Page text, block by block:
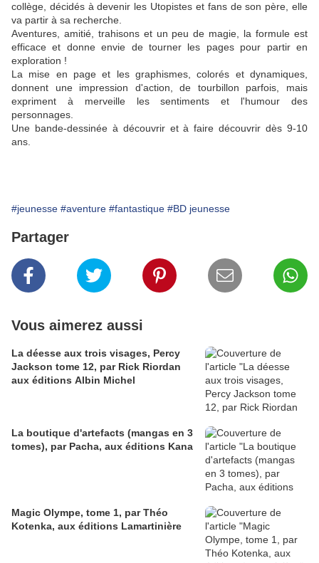
collège, décidés à devenir les Utopistes et fans de son père, elle
va partir à sa recherche.
Aventures, amitié, trahisons et un peu de magie, la formule est
efficace et donne envie de tourner les pages pour partir en
exploration !
La mise en page et les graphismes, colorés et dynamiques,
donnent une impression d'action, de tourbillon parfois, mais
expriment à merveille les sentiments et l'humour des
personnages.
Une bande-dessinée à découvrir et à faire découvrir dès 9-10
ans.
#jeunesse #aventure #fantastique #BD jeunesse
Partager
Vous aimerez aussi
La déesse aux trois visages, Percy
Jackson tome 12, par Rick Riordan
aux éditions Albin Michel
La boutique d'artefacts (mangas en 3
tomes), par Pacha, aux éditions Kana
Magic Olympe, tome 1, par Théo
Kotenka, aux éditions Lamartinière